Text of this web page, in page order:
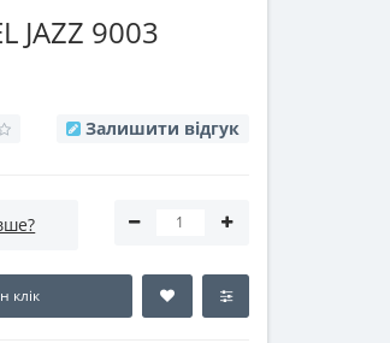
9003
Залишити відгук
клік